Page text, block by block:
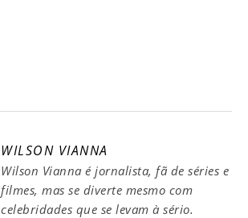
WILSON VIANNA
Wilson Vianna é jornalista, fã de séries e
filmes, mas se diverte mesmo com
celebridades que se levam à sério.